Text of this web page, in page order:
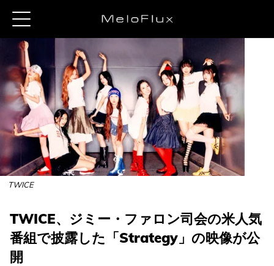
TWICE
TWICE、ジミー・ファロン司会の米人気
番組で披露した「Strategy」の映像が公
開